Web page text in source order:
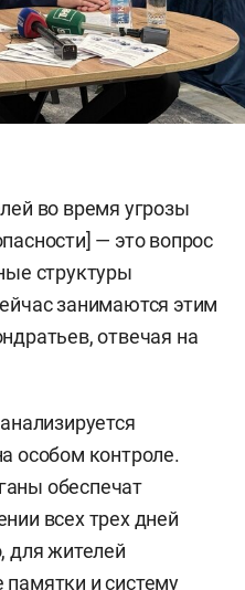
во время угрозы
— это вопрос
структуры
занимаются этим
отвечая на
особом контроле.
обеспечат
всех трех дней
для жителей
памятки и систему